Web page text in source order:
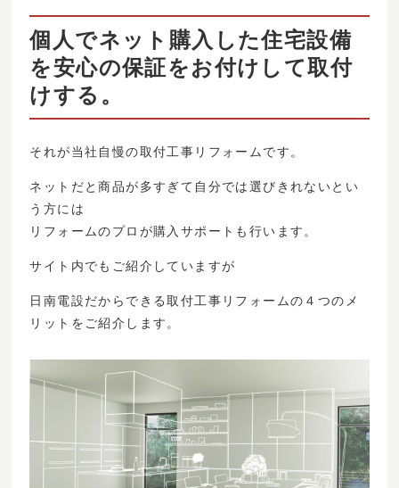
個人でネット購入した住宅設備
を安心の保証をお付けして取付
けする。
それが当社自慢の取付工事リフォームです。
ネットだと商品が多すぎて自分では選びきれないとい
う方には
リフォームのプロが購入サポートも行います。
サイト内でもご紹介していますが
日南電設だからできる取付工事リフォームの４つのメ
リットをご紹介します。